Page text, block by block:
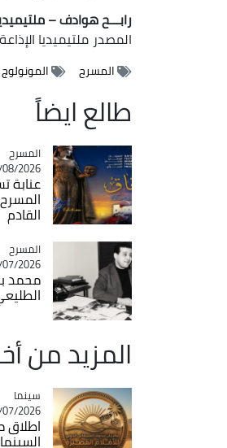
رابـــح هوادف –
المصدر ملتيميديا
المسرح
المونولوج
طالع ايضاً
Catégorie
المسرح
2026 - 20:02
عنابة
القادم
Catégorie
المسرح
2026 - 22:16
محمد
المزيد من
Catégorie
سينما
2026 - 21:33
اطلاق